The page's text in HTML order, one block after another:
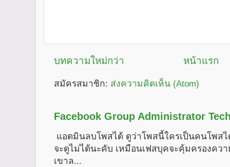
บทความใหม่กว่า หน้าแรก
สมัครสมาชิก: ส่งความคิดเห็น (Atom)
Facebook Group Administrator
แอดมินลบโพสได้ ดูว่าโพสนี้ใครเป็นคนโพส
จะดูไม่ได้นะคับ เหมือนเฟสบุคจะคุ้มครองคว
เขาล...